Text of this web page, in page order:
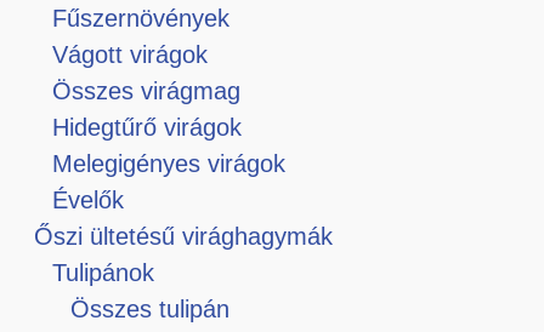
Fűszernövények
Vágott virágok
Összes virágmag
Hidegtűrő virágok
Melegigényes virágok
Évelők
Őszi ültetésű virághagymák
Tulipánok
Összes tulipán